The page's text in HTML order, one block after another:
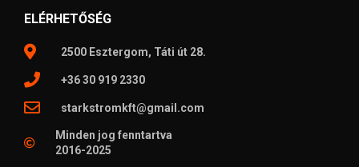
ELÉRHETŐSÉG
2500 Esztergom, Táti út 28.
+36 30 919 2330
starkstromkft@gmail.com
Minden jog fenntartva
2016-2025